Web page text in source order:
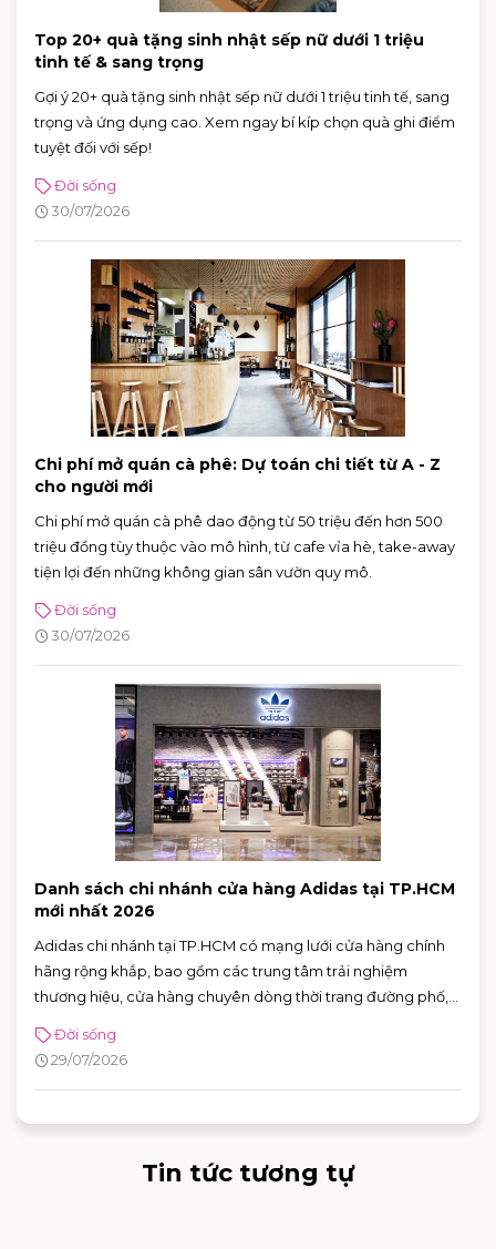
Top 20+ quà tặng sinh nhật sếp nữ dưới 1 triệu
tinh tế & sang trọng
Gợi ý 20+ quà tặng sinh nhật sếp nữ dưới 1 triệu tinh tế, sang
trọng và ứng dụng cao. Xem ngay bí kíp chọn quà ghi điểm
tuyệt đối với sếp!
Đời sống
30/07/2026
Chi phí mở quán cà phê: Dự toán chi tiết từ A - Z
cho người mới
Chi phí mở quán cà phê dao động từ 50 triệu đến hơn 500
triệu đồng tùy thuộc vào mô hình, từ cafe vỉa hè, take-away
tiện lợi đến những không gian sân vườn quy mô.
Đời sống
30/07/2026
Danh sách chi nhánh cửa hàng Adidas tại TP.HCM
mới nhất 2026
Adidas chi nhánh tại TP.HCM có mạng lưới cửa hàng chính
hãng rộng khắp, bao gồm các trung tâm trải nghiệm
thương hiệu, cửa hàng chuyên dòng thời trang đường phố,
hình và vị trí thuận tiện, khách hàng có thể dễ dàng tìm được
adidas chi nhánh phù hợp để mua sắm và trải nghiệm các
Đời sống
29/07/2026
Tin tức tương tự